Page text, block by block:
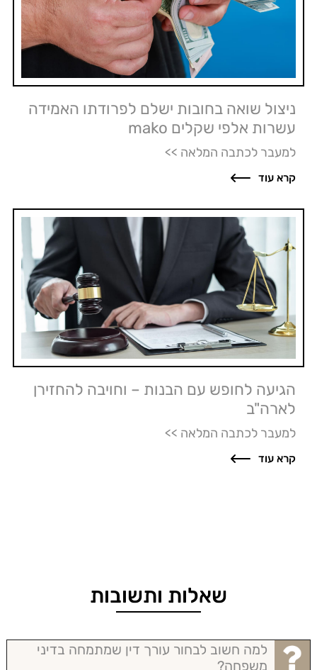
ניצול שואה בחובות ישלם לפרודתו האמידה
עשרות אלפי שקלים mako
למעבר לכתבה המלאה >>
קרא עוד
הגיעה לחופש עם הבנות – וחויבה להחזירן
לארה"ב
למעבר לכתבה המלאה >>
קרא עוד
שאלות ותשובות
למה חשוב לבחור עורך דין שמתמחה בדיני
משפחה?